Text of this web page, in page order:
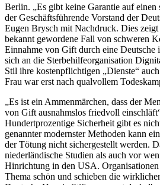
Berlin. „Es gibt keine Garantie auf einen
der Geschäftsführende Vorstand der
Eugen Brysch mit Nachdruck. Dies
bekannt gewordene Fall von schweren
Einnahme von Gift durch eine Deutsche
sich an die Sterbehilfeorganisation
Stil ihre kostenpflichtigen „Dienste“
Frau war erst nach qualvollem
„Es ist ein Ammenmärchen, dass der
von Gift ausnahmslos friedvoll
Hundertprozentige Sicherheit gibt es
genannter modernster Methoden kann
der Tötung nicht sichergestellt werden.
niederländische Studien als auch vor
Hinrichtung in den USA.
Thema schön und schieben die